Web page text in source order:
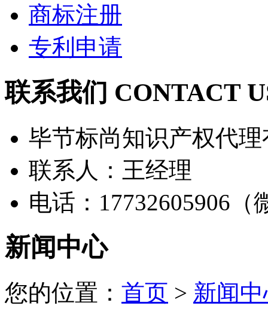
商标注册
专利申请
联系我们 CONTACT
毕节标尚知识产权代
联系人：王经理
电话：17732605906（
新闻中心
您的位置： 首页 > 新闻